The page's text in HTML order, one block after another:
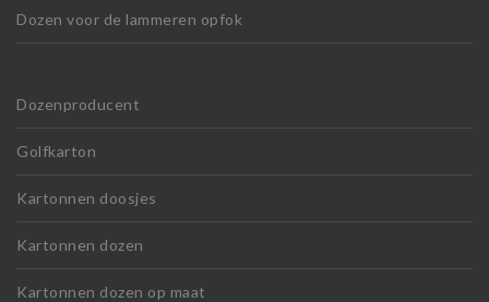
Dozen voor de lammeren opfok
Dozenproducent
Golfkarton
Kartonnen doosjes
Kartonnen dozen
Kartonnen dozen op maat